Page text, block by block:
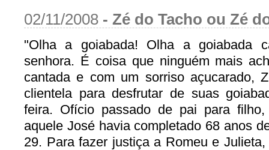
02/11/2008 - Zé do Tacho ou Zé
"Olha a goiabada! Olha a goiabada
senhora. É coisa que ninguém mais
cantada e com um sorriso açucarado,
clientela para desfrutar de suas
feira. Ofício passado de pai para
aquele José havia completado 68 anos
29. Para fazer justiça a Romeu e